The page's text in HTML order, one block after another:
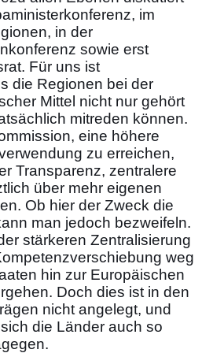
im
in der
sowie erst
Für uns ist
die Regionen bei der
Mittel nicht nur gehört
mitreden können.
eine höhere
zu erreichen,
Transparenz, zentralere
über mehr eigenen
Ob hier der Zweck die
man jedoch bezweifeln.
stärkeren Zentralisierung
weg
hin zur Europäischen
Doch dies ist in den
nicht angelegt, und
die Länder auch so